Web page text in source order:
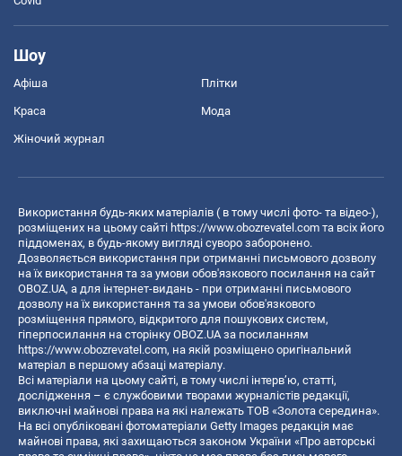
Шоу
Афіша Плітки
Краса Мода
Жіночий журнал
Використання будь-яких матеріалів ( в тому числі фото- та відео-),
розміщених на цьому сайті https://www.obozrevatel.com та всіх його
піддоменах, в будь-якому вигляді суворо заборонено.
Дозволяється використання при отриманні письмового дозволу
на їх використання та за умови обов'язкового посилання на сайт
OBOZ.UA, а для інтернет-видань - при отриманні письмового
дозволу на їх використання та за умови обов'язкового
розміщення прямого, відкритого для пошукових систем,
гіперпосилання на сторінку OBOZ.UA за посиланням
https://www.obozrevatel.com, на якій розміщено оригінальний
матеріал в першому абзаці матеріалу.
Всі матеріали на цьому сайті, в тому числі інтерв’ю, статті,
дослідження – є службовими творами журналістів редакції,
виключні майнові права на які належать ТОВ «Золота середина».
На всі опубліковані фотоматеріали Getty Images редакція має
майнові права, які захищаються законом України «Про авторські